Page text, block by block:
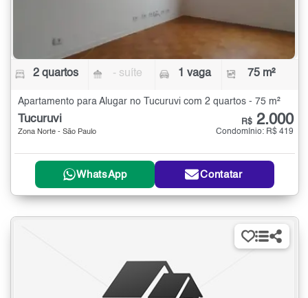
2 quartos - suíte 1 vaga 75 m²
Apartamento para Alugar no Tucuruvi com 2 quartos - 75 m²
Tucuruvi
Zona Norte - São Paulo
R$ 2.000
Condomínio: R$ 419
WhatsApp Contatar